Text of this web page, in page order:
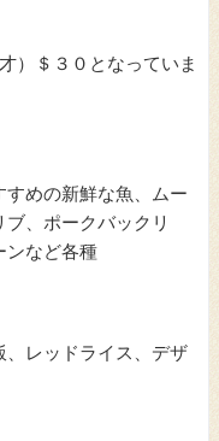
）＄３０となっていま
めの新鮮な魚、ムー
、ポークバックリ
ンなど各種
レッドライス、デザ